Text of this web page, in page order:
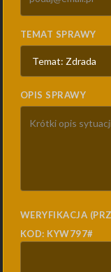
TEMAT SPRAWY
OPIS SPRAWY
WERYFIKACJA
KOD: KYW797#